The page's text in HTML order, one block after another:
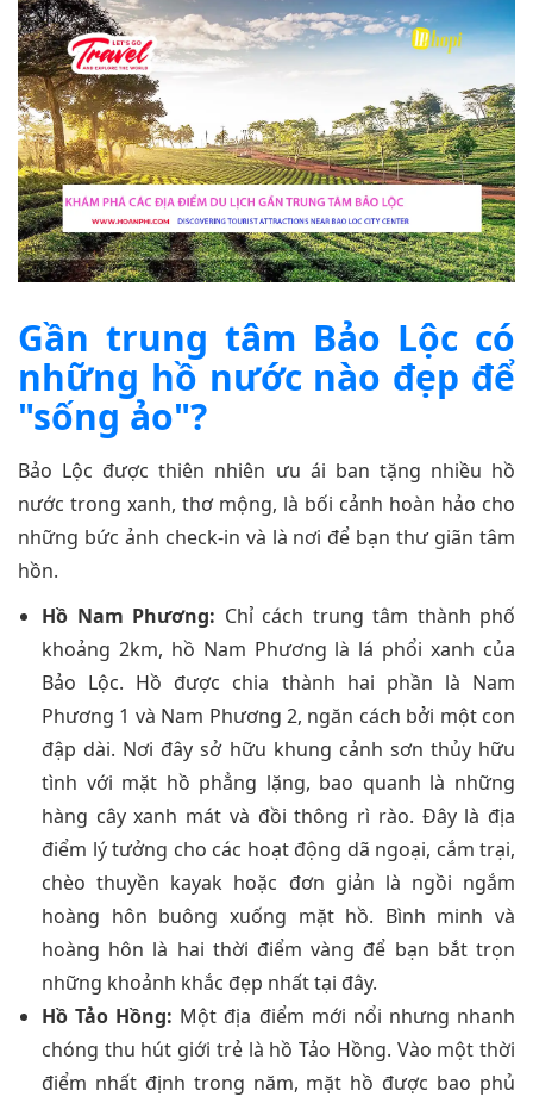
Gần trung tâm Bảo Lộc có
những hồ nước nào đẹp để
"sống ảo"?
Bảo Lộc được thiên nhiên ưu ái ban tặng nhiều hồ
nước trong xanh, thơ mộng, là bối cảnh hoàn hảo cho
những bức ảnh check-in và là nơi để bạn thư giãn tâm
hồn.
Hồ Nam Phương: Chỉ cách trung tâm thành phố
khoảng 2km, hồ Nam Phương là lá phổi xanh của
Bảo Lộc. Hồ được chia thành hai phần là Nam
Phương 1 và Nam Phương 2, ngăn cách bởi một con
đập dài. Nơi đây sở hữu khung cảnh sơn thủy hữu
tình với mặt hồ phẳng lặng, bao quanh là những
hàng cây xanh mát và đồi thông rì rào. Đây là địa
điểm lý tưởng cho các hoạt động dã ngoại, cắm trại,
chèo thuyền kayak hoặc đơn giản là ngồi ngắm
hoàng hôn buông xuống mặt hồ. Bình minh và
hoàng hôn là hai thời điểm vàng để bạn bắt trọn
những khoảnh khắc đẹp nhất tại đây.
Hồ Tảo Hồng: Một địa điểm mới nổi nhưng nhanh
chóng thu hút giới trẻ là hồ Tảo Hồng. Vào một thời
điểm nhất định trong năm, mặt hồ được bao phủ